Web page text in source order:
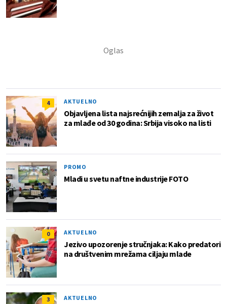
4 AKTUELNO
Objavljena lista najsrećnijih zemalja za život
za mlađe od 30 godina: Srbija visoko na listi
PROMO
Mladi u svetu naftne industrije FOTO
0 AKTUELNO
Jezivo upozorenje stručnjaka: Kako predatori
na društvenim mrežama ciljaju mlade
3 AKTUELNO